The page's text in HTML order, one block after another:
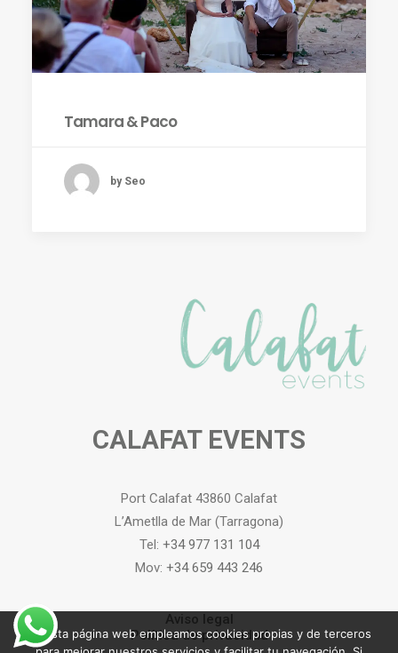
Tamara & Paco
by Seo
CALAFAT EVENTS
Port Calafat 43860 Calafat
L’Ametlla de Mar (Tarragona)
Tel: +34 977 131 104
Mov: +34 659 443 246
Aviso legal
Política de privacidad
En esta página web empleamos cookies propias y de terceros